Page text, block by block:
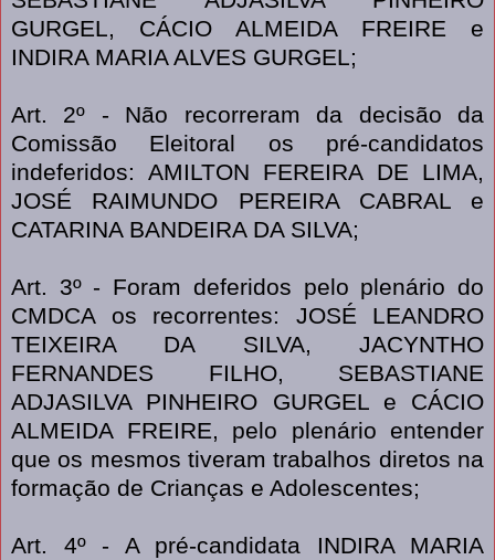
GURGEL, CÁCIO ALMEIDA FREIRE e
INDIRA MARIA ALVES GURGEL;
Art. 2º - Não recorreram da decisão da
Comissão Eleitoral os pré-candidatos
indeferidos: AMILTON FEREIRA DE LIMA,
JOSÉ RAIMUNDO PEREIRA CABRAL e
CATARINA BANDEIRA DA SILVA;
Art. 3º - Foram deferidos pelo plenário do
CMDCA os recorrentes: JOSÉ LEANDRO
TEIXEIRA DA SILVA, JACYNTHO
FERNANDES FILHO, SEBASTIANE
ADJASILVA PINHEIRO GURGEL e CÁCIO
ALMEIDA FREIRE, pelo plenário entender
que os mesmos tiveram trabalhos diretos na
formação de Crianças e Adolescentes;
Art. 4º - A pré-candidata INDIRA MARIA